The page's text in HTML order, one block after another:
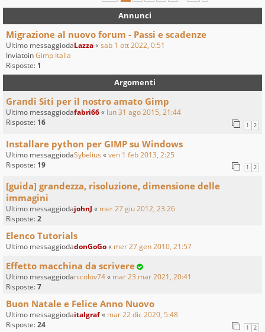
Annunci
Migrazione al nuovo forum - Passi e scadenze
Ultimo messaggiodaLazza«sab 1 ott 2022, 0:51
InviatoinGimp Italia
Risposte: 1
Argomenti
Grandi Siti per il nostro amato Gimp
Ultimo messaggiodafabri66« lun 31 ago 2015, 21:44
Risposte: 16 1 2
Installare python per GIMP su Windows
Ultimo messaggiodaSybelius «ven 1 feb 2013, 2:25
Risposte: 19 1 2
[guida] grandezza, risoluzione, dimensione delle
immagini
Ultimo messaggiodajohnJ « mer 27 giu 2012, 23:26
Risposte:2
Elenco Tutorials
Ultimo messaggiodadonGoGo« mer 27 gen 2010, 21:57
Effetto macchina da scrivere
Ultimo messaggiodanicolov74« mar 23 mar 2021, 20:41
Risposte:7
Buon Natale e Felice Anno Nuovo
Ultimo messaggiodaitalgraf« mar 22 dic 2020, 5:48
Risposte:24 1 2